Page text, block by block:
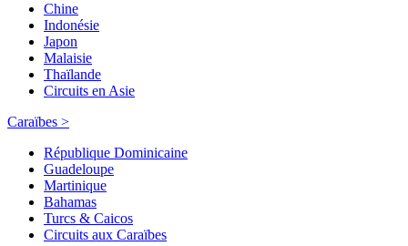
Chine
Indonésie
Japon
Malaisie
Thaïlande
Circuits en Asie
Caraïbes >
République Dominicaine
Guadeloupe
Martinique
Bahamas
Turcs & Caicos
Circuits aux Caraïbes